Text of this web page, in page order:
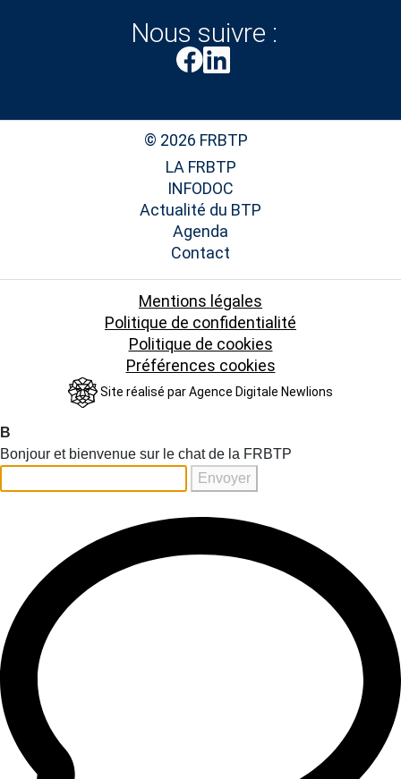
Nous suivre :
© 2026 FRBTP
LA FRBTP
INFODOC
Actualité du BTP
Agenda
Contact
Site réalisé parAgence Digitale Newlions
Mentions légales
Politique de confidentialité
Politique de cookies
Préférences cookies
B
Bonjour et bienvenue sur le chat de la FRBTP
Envoyer